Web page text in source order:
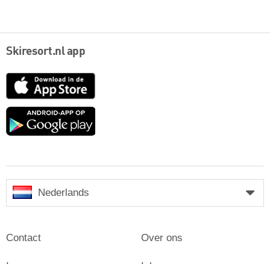
Skiresort.nl app
App
Google
Nederlands
Contact Over ons